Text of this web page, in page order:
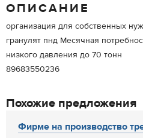
ОПИСАНИЕ
организация для собственных
гранулят пнд Месячная
низкого давления до 70 тонн
89683550236
Похожие предложения
Фирме на производство